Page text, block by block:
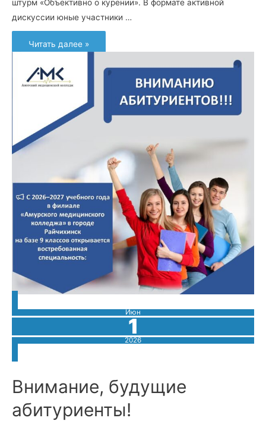
штурм «Объективно о курении». В формате активной
дискуссии юные участники …
День
России
начался
полезных
знаний!
Читать далее »
Июн
1
2026
Внимание, будущие
абитуриенты!